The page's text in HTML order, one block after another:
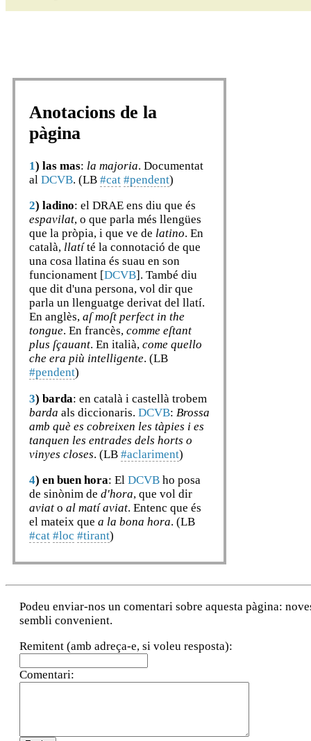
Anotacions de la
pàgina
1) las mas: la majoria. Documentat
al DCVB. (LB #cat #pendent)
2) ladino: el DRAE ens diu que és
espavilat, o que parla més llengües
que la pròpia, i que ve de latino. En
català, llatíté la connotació de que
una cosa llatina és suau en son
funcionament [DCVB]. També diu
que dit d'una persona, vol dir que
parla un llenguatge derivat del llatí.
En anglès, aſ moſt perfect in the
tongue. En francès, comme eſtant
plus ſçauant. En italià, come quello
che era più intelligente. (LB
#pendent)
3) barda: en català i castellà trobem
barda als diccionaris. DCVB: Brossa
amb què es cobreixen les tàpies i es
tanquen les entrades dels horts o
vinyes closes. (LB #aclariment)
4) en buen hora: El DCVB ho posa
de sinònim de d'hora, que vol dir
aviat o al matí aviat. Entenc que és
el mateix que a la bona hora. (LB
#cat #loc #tirant)
Podeu enviar-nos un comentari sobre aquesta pàgina:
sembli convenient.
Remitent (amb adreça-e, si voleu resposta):
Comentari: